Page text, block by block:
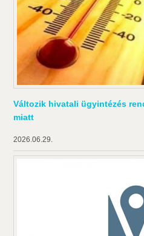
Változik hivatali ügyintézés
miatt
2026.06.29.